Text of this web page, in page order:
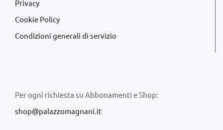
Privacy
Cookie Policy
Condizioni generali di servizio
Per ogni richiesta su Abbonamenti e Shop:
shop@palazzomagnani.it